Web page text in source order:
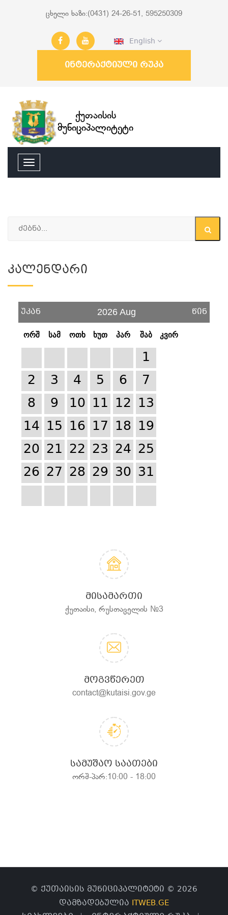
ცხელი ხაზი:(0431) 24-26-51, 595250309
English
ინტერაქტიული რუკა
ქუთაისის
მუნიციპალიტეტი
Კალენდარი
უკან 2026 Aug წინ
ორშ სამ ოთხ ხუთ პარ შაბ კვირ
1
2
3 4 5 6
7
8
9 10 11 12 13
14 15 16 17 18 19
20 21 22 23 24 25
26 27 28 29 30 31
ᲛᲘᲡᲐᲛᲐᲠᲗᲘ
ქუთაისი, რუსთაველის №3
ᲛᲝᲒᲕᲬᲔᲠᲔᲗ
contact@kutaisi.gov.ge
ᲡᲐᲛᲣᲨᲐᲝ ᲡᲐᲐᲗᲔᲑᲘ
ორშ-პარ:10:00 - 18:00
© ქუთაისის მუნიციპალიტეტი © 2026
დამზადებულია ITWEB.GE